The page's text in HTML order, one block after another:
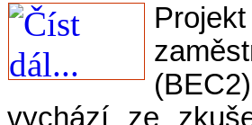
vychází ze